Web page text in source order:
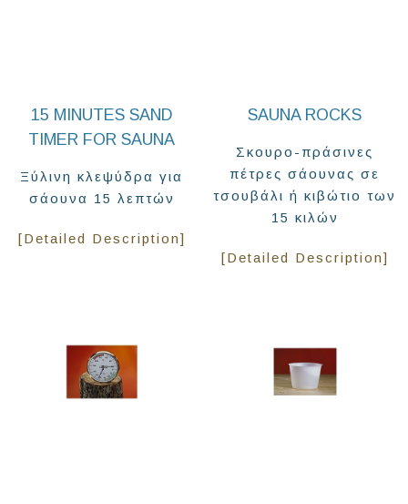
15 MINUTES SAND
TIMER FOR SAUNA
Ξύλινη κλεψύδρα για
σάουνα 15 λεπτών
[Detailed Description]
SAUNA ROCKS
Σκουρο-πράσινες
πέτρες σάουνας σε
τσουβάλι ή κιβώτιο των
15 κιλών
[Detailed Description]